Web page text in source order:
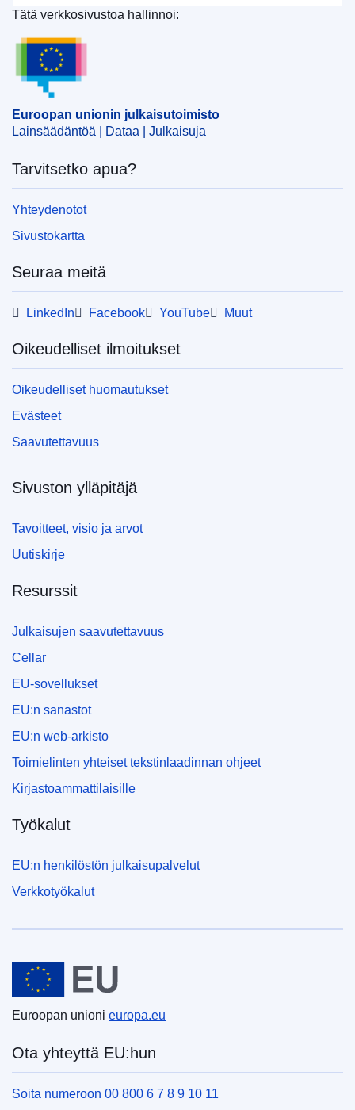
yrittäjyyden ja pk-yritystoiminnan pääosasto
Aihe:
markkinointia koskeva normi
CELEX : 52025XC03588
OJ : C_202503588
IMMC : C(2025)3926/4092208
Euroopan unionin julkaisutoimisto
Tätä verkkosivustoa hallinnoi:
Euroopan unionin julkaisutoimisto
Lainsäädäntöä | Dataa | Julkaisuja
Tarvitsetko apua?
Yhteydenotot
Sivustokartta
Seuraa meitä
LinkedIn Facebook YouTube Muut
Oikeudelliset ilmoitukset
Oikeudelliset huomautukset
Evästeet
Saavutettavuus
Sivuston ylläpitäjä
Tavoitteet, visio ja arvot
Uutiskirje
Resurssit
Julkaisujen saavutettavuus
Cellar
EU-sovellukset
EU:n sanastot
EU:n web-arkisto
Toimielinten yhteiset tekstinlaadinnan ohjeet
Kirjastoammattilaisille
Työkalut
EU:n henkilöstön julkaisupalvelut
Verkkotyökalut
Euroopan unioni
Euroopan unioni europa.eu
Ota yhteyttä EU:hun
Soita numeroon 00 800 6 7 8 9 10 11